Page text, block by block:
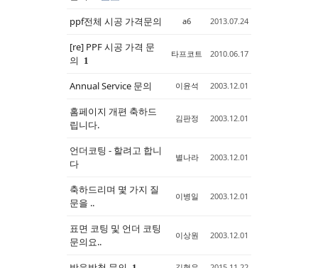
ppf전체 시공 가격문의 a6 2013.07.24
[re] PPF 시공 가격 문
의
1
타프코트 2010.06.17
Annual Service 문의 이윤석 2003.12.01
홈페이지 개편 축하드
립니다.
김판정 2003.12.01
언더코팅 - 할려고 합니
다
별나라 2003.12.01
축하드리며 몇 가지 질
문을 ..
이병일 2003.12.01
표면 코팅 및 언더 코팅
문의요..
이상원 2003.12.01